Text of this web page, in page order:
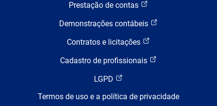
Prestação de contas
Demonstrações contábeis
Contratos e licitações
Cadastro de profissionais
LGPD
Termos de uso e a política de privacidade